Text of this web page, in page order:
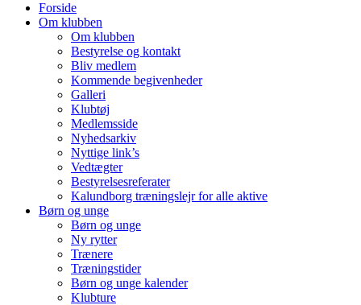
Forside
Om klubben
Om klubben
Bestyrelse og kontakt
Bliv medlem
Kommende begivenheder
Galleri
Klubtøj
Medlemsside
Nyhedsarkiv
Nyttige link’s
Vedtægter
Bestyrelsesreferater
Kalundborg træningslejr for alle aktive
Børn og unge
Børn og unge
Ny rytter
Trænere
Træningstider
Børn og unge kalender
Klubture